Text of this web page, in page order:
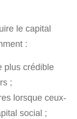
le capital
:
plus crédible
;
lorsque ceux-
social ;